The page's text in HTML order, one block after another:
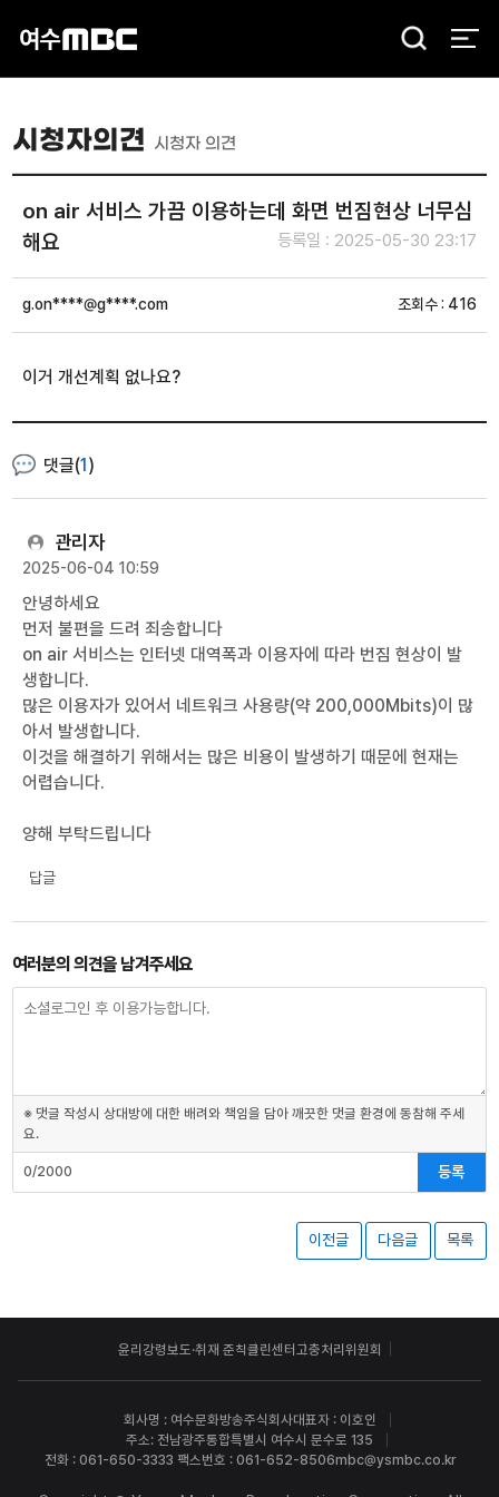
검
시청자의견 시청자 의견
on air 서비스 가끔 이용하는데 화면 번짐현상 너무심
해요
등록일 : 2025-05-30 23:17
g.on****@g****.com 조회수 : 416
이거 개선계획 없나요?
댓글(1 )
관리자
2025-06-04 10:59
안녕하세요
먼저 불편을 드려 죄송합니다
on air 서비스는 인터넷 대역폭과 이용자에 따라 번짐 현상이 발
생합니다.
많은 이용자가 있어서 네트워크 사용량(약 200,000Mbits)이 많
아서 발생합니다.
이것을 해결하기 위해서는 많은 비용이 발생하기 때문에 현재는
어렵습니다.
양해 부탁드립니다
답글
여러분의 의견을 남겨주세요
※ 댓글 작성시 상대방에 대한 배려와 책임을 담아 깨끗한 댓글 환경에 동참해 주세
요.
0/2000 등록
이전글 다음글 목록
윤리강령 보도·취재 준칙클린센터 고충처리위원회
회사명 : 여수문화방송주식회사대표자 : 이호인
주소: 전남광주통합특별시 여수시 문수로 135
전화 : 061-650-3333 팩스번호 : 061-652-8506mbc@ysmbc.co.kr